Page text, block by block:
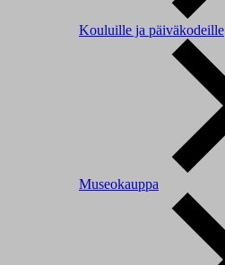
Kouluille ja päiväkodeille
Museokauppa